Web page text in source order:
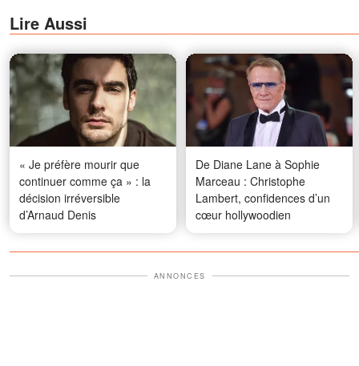
Lire Aussi
« Je préfère mourir que
continuer comme ça » : la
décision irréversible
d’Arnaud Denis
De Diane Lane à Sophie
Marceau : Christophe
Lambert, confidences d’un
cœur hollywoodien
ANNONCES